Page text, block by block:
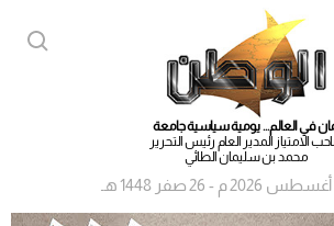
في العالم... يومية سياسية جامعة
الامتياز المدير العام رئيس التحرير
محمد بن سليمان الطائي